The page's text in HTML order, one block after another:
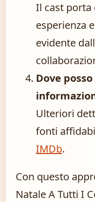
Il cast porta
esperienza
evidente
Dove
Ulteriori
fonti
IMDb.
Con questo
Natale A Tutti I